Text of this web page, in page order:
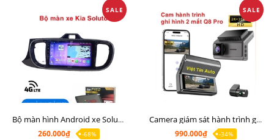
SALE
Bộ màn hình Android xe Soluto, mặt dưỡng lắp màn hình Soluto kèm rắc zin
260.000₫
-68%
SALE
Camera giám sát hành trình ghi hình 2 mắt Q8 Pro độ phân giải 2K +1080P
990.000₫
-34%